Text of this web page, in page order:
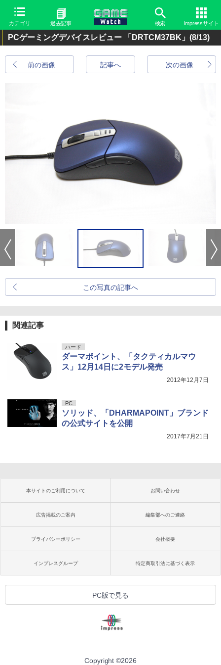
カテゴリ 過去記事 検索 Impressサイト
PCゲーミングデバイスレビュー 「DRTCM37BK」 (8/13)
前の画像 次の画像
記事へ
この写真の記事へ
関連記事
ハード
ダーマポイント、「タクティカルマウ
ス」12月14日に2モデル発売
2012年12月7日
PC
ソリッド、「DHARMAPOINT」ブランド
の公式サイトを公開
2017年7月21日
本サイトのご利用について お問い合わせ
広告掲載のご案内 編集部へのご連絡
プライバシーポリシー 会社概要
インプレスグループ 特定商取引法に基づく表示
PC版で見る
Copyright ©2026